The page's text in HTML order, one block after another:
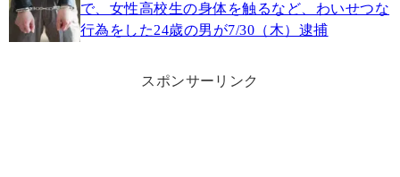
で、女性高校生の身体を触るなど、わいせつな
行為をした24歳の男が7/30（木）逮捕
スポンサーリンク